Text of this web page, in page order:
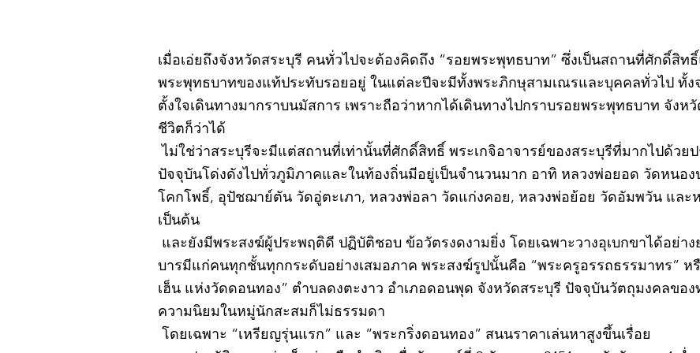
เมื่อเอ่ยถึงจังหวัดสระบุรี คนทั่วไปจะต้องคิดถึง “รอยพระพุทธบาท” ซึ่งเป็นสถานที่ศักดิ์สิท
พระพุทธบาทของแท้ประทับรอยอยู่ ในแต่ละปีจะมีทั้งพระภิกษุสามเณรและบุคคลทั่วไป ทั้ง
ตั้งใจเดินทางมากราบนมัสการ เพราะถือว่าหากได้เดินทางไปกราบรอยพระพุทธบาท จังห
ชีวิตก็ว่าได้
ไม่ใช่ว่าสระบุรีจะมีแต่สถานที่เท่านั้นที่ศักดิ์สิทธิ์ พระเกจิอาจารย์ของสระบุรีที่มากไปด้ว
ปัจจุบันโด่งดังไปทั่วภูมิภาคและในท้องถิ่นมีอยู่เป็นจำนวนมาก อาทิ หลวงพ่อยอด วัดหนอ
โคกโพธิ์, อุปัชฌาย์ตัน วัดอู่ตะเภา, หลวงพ่อลา วัดแก่งคอย, หลวงพ่อย้อย วัดอัมพวัน และ
เป็นต้น
และยังมีพระสงฆ์ผู้ประพฤติดี ปฏิบัติชอบ ข้อวัตรงดงามยิ่ง โดยเฉพาะวางอุเบกขาได้อย่า
บารมีแก่คนทุกชั้นทุกกระดับอย่างเสมอภาค พระสงฆ์รูปนั้นคือ “พระครูอรรถธรรมาทร” ห
เฮ็น แห่งวัดดอนทอง” ตำบลดงตะงาว อำเภอดอนพุด จังหวัดสระบุรี ปัจจุบันวัตถุมงคลของ
ความนิยมในหมู่นักสะสมก็ไม่ธรรมดา
โดยเฉพาะ “เหรียญรุ่นแรก” และ “พระกริ่งดอนทอง” สนนราคาเล่นหาสูงขึ้นเรื่อย